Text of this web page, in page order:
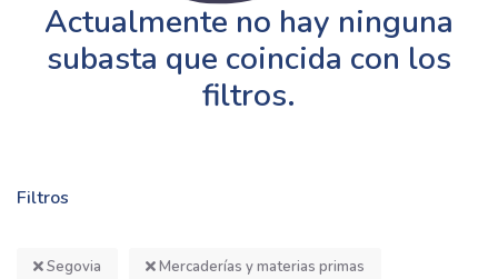
Filtros
Segovia Mercaderías y materias primas
Actualmente no hay ninguna
subasta que coincida con los
filtros.